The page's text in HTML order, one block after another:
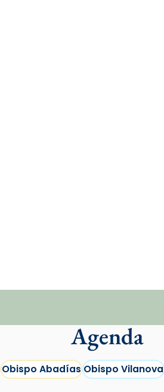
Agenda
Obispo AbadíasObispo Vilanova